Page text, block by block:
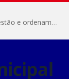
Resex Maracanã avança no processo de gestão e ordenamento do turismo em nossas áreas protegidas.